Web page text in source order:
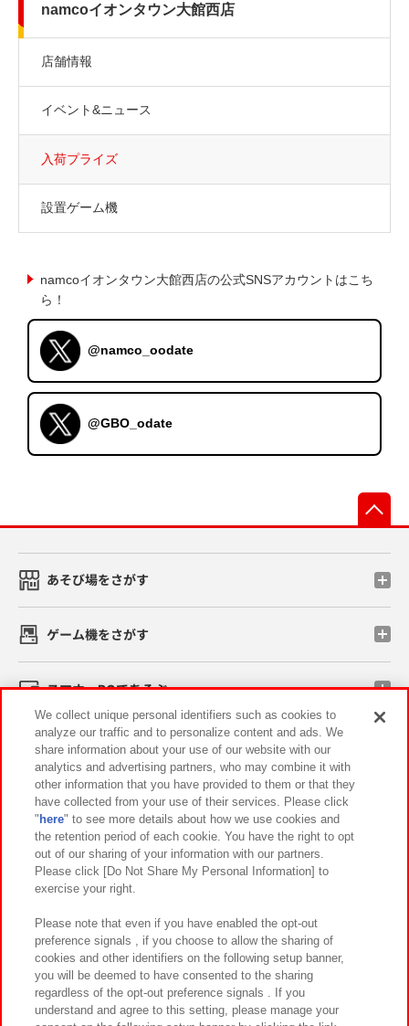
namcoイオンタウン大館西店
店舗情報
イベント&ニュース
入荷プライズ
設置ゲーム機
namcoイオンタウン大館西店の公式SNSアカウントはこち
ら！
@namco_oodate
@GBO_odate
あそび場をさがす
ゲーム機をさがす
スマホ・PCであそぶ
イベント・キャンペーン
関連会社 サステナビリティ サイトポリシー
プライバシーポリシー ウェブアクセシビリティ方針と検証結果
お取引先さまとともに
カスタマーハラスメント対応方針 よくあるご質問・お問い合わせ
We collect unique personal identifiers such as cookies to
analyze our traffic and to personalize content and ads. We
share information about your use of our website with our
analytics and advertising partners, who may combine it with
other information that you have provided to them or that they
have collected from your use of their services. Please click
" here" to see more details about how we use cookies and
the retention period of each cookie. You have the right to opt
out of our sharing of your information with our partners.
Please click [Do Not Share My Personal Information] to
exercise your right.
Please note that even if you have enabled the opt-out
preference signals , if you choose to allow the sharing of
cookies and other identifiers on the following setup banner,
you will be deemed to have consented to the sharing
regardless of the opt-out preference signals . If you
understand and agree to this setting, please manage your